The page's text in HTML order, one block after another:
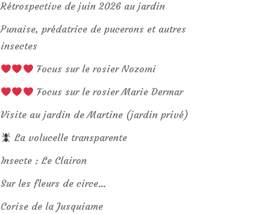
Rétrospective de juin 2026 au jardin
Punaise, prédatrice de pucerons et autres
insectes
Focus sur le rosier Nozomi
Focus sur le rosier Marie Dermar
Visite au jardin de Martine (jardin privé)
La volucelle transparente
Insecte : Le Clairon
Sur les fleurs de circe…
Corise de la Jusquiame